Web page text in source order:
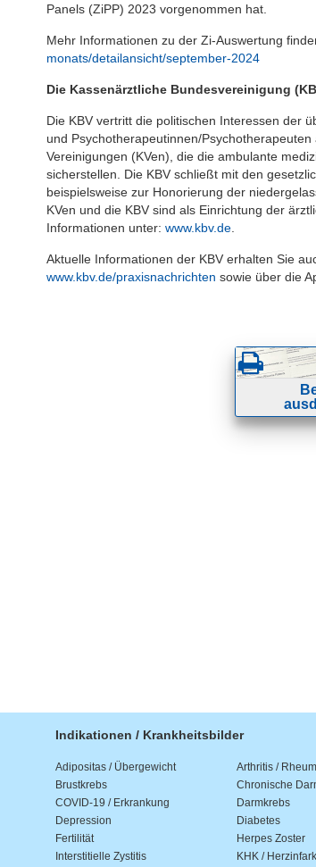
Panels (ZiPP) 2023 vorgenommen hat.
Mehr Informationen zu der Zi-Auswertung
monats/detailansicht/september-2024
Die Kassenärztliche Bundesvereinigung
Die KBV vertritt die politischen Interessen der
und Psychotherapeutinnen/
Vereinigungen (KVen), die die ambulante
sicherstellen. Die KBV schließt mit den
beispielsweise zur Honorierung der
KVen und die KBV sind als Einrichtung der
Informationen unter: www.kbv.de
Aktuelle Informationen der KBV erhalten Sie
www.kbv.de/praxisnachrichten sowie über die
Indikationen / Krankheitsbilder
Adipositas / Übergewicht Arthritis /
Brustkrebs
Chronische
COVID-19 / Erkrankung
Darmkrebs
Depression
Diabetes
Fertilität
Herpes Zoster
Interstitielle Zystitis
KHK /